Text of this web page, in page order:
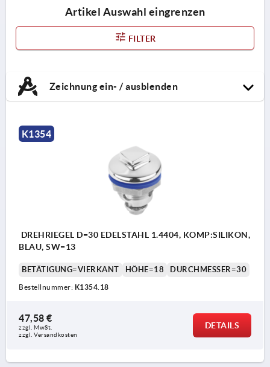
Artikel Auswahl eingrenzen
FILTER
Zeichnung ein- / ausblenden
K1354
DREHRIEGEL D=30 EDELSTAHL 1.4404, KOMP:SILIKON,
BLAU, SW=13
BETÄTIGUNG=VIERKANT HÖHE=18 DURCHMESSER=30
Bestellnummer: K1354.18
47,58 €
zzgl. MwSt.
zzgl. Versandkosten
DETAILS